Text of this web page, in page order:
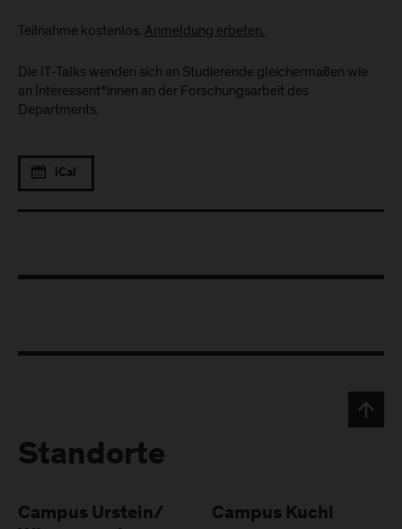
Teilnahme kostenlos. Anmeldung erbeten.
Die IT-Talks wenden sich an Studierende gleichermaßen wie
an Interessent*innen an der Forschungsarbeit des
Departments.
iCal
Standorte
Campus Urstein/
Campus Kuchl